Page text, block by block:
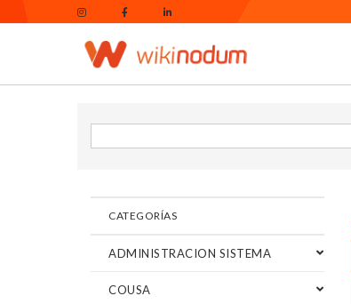
CATEGORÍAS
ADMINISTRACION SISTEMA
COUSA